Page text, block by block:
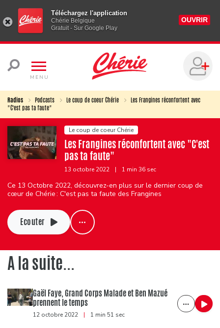
Téléchargez l'application
Chérie Belgique
Gratuit - Sur Google Play
OUVRIR
MENU
Radios Podcasts Le coup de coeur Chérie
Les Frangines réconfortent avec
"C'est pas ta faute"
Le coup de coeur Chérie
Les Frangines réconfortent avec "C'est
pas ta faute"
13 octobre 2022 | 1 min 36 sec
Ce 13 Octobre 2022, découvrez-en plus sur le dernier coup de
cœur de Chérie : C'est pas ta faute des Frangines
Ecouter
A la suite...
Gaël Faye, Grand Corps Malade et Ben Mazué
prennent le temps
12 octobre 2022 | 1 min 51 sec